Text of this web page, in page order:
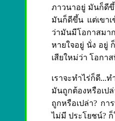
ภาวนาอยู่ มันก็ดีขึ้
มันก็ดีขึ้น แต่เขาเ
ว่ามันมีโอกาสมา
หายใจอยู่ นั่ง อยู่
เสียใหม่ว่า โอกา
เราจะทำไร่ก็ดี...
มันถูกต้องหรือเปล่
ถูกหรือเปล่า? กา
ไม่มี ประโยชน์? ก็